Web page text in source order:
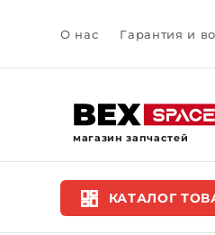
О нас Гарантия и
магазин запчастей
КАТАЛОГ